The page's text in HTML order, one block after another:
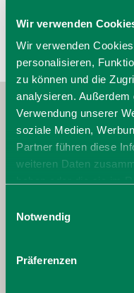
Wir verwenden
Wir verwenden
personalisieren,
zu können und die
analysieren.
Verwendung unserer
soziale Medien,
Partner führen diese
weiteren Daten
Cookies, wenn Sie
Notwendig
Präferenzen